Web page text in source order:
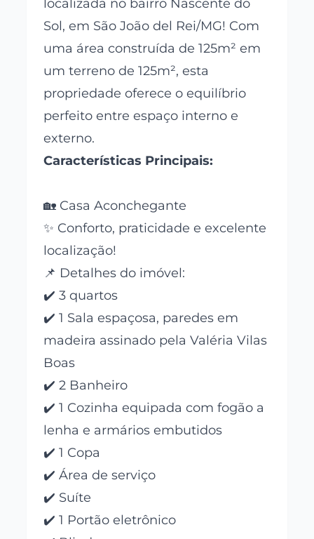
localizada no bairro Nascente do
Sol, em São João del Rei/MG! Com
uma área construída de 125m² em
um terreno de 125m², esta
propriedade oferece o equilíbrio
perfeito entre espaço interno e
externo.
Características Principais:
🏡 Casa Aconchegante
✨ Conforto, praticidade e excelente
localização!
📌 Detalhes do imóvel:
✔️ 3 quartos
✔️ 1 Sala espaçosa, paredes em
madeira assinado pela Valéria Vilas
Boas
✔️ 2 Banheiro
✔️ 1 Cozinha equipada com fogão a
lenha e armários embutidos
✔️ 1 Copa
✔️ Área de serviço
✔️ Suíte
✔️ 1 Portão eletrônico